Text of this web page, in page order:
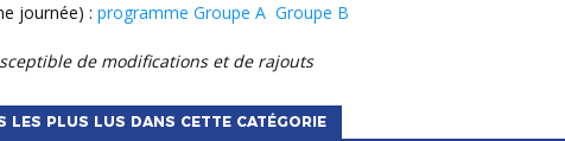
journée) : programme Groupe A Groupe B
de modifications et de rajouts
LES PLUS LUS DANS CETTE CATÉGORIE